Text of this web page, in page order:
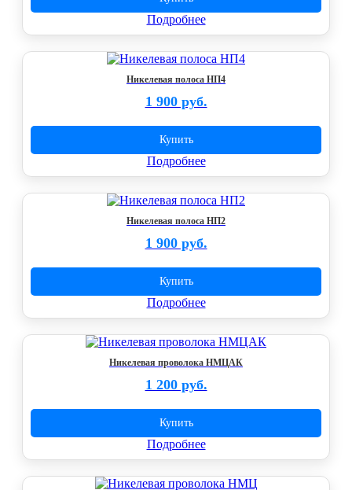
Подробнее
Никелевая полоса НП4
1 900 руб.
Купить
Подробнее
Никелевая полоса НП2
1 900 руб.
Купить
Подробнее
Никелевая проволока НМЦАК
1 200 руб.
Купить
Подробнее